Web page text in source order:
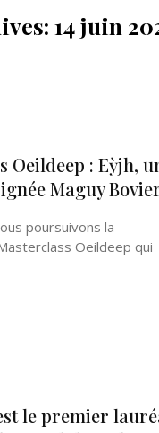
14 juin
Oeildeep : Eỳjh,
Maguy
poursuivons la
Oeildeep qui
le premier